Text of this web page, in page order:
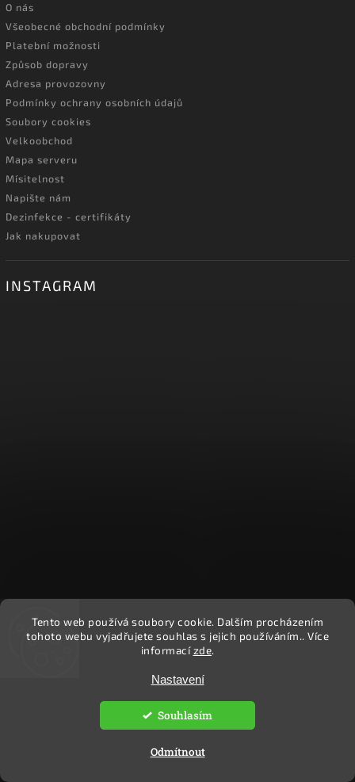
Tento web používá soubory cookie. Dalším procházením
tohoto webu vyjadřujete souhlas s jejich používáním.. Více
informacízde.
Nastavení
Odmítnout
Souhlasím
O nás
Všeobecné obchodní podmínky
Platební možnosti
Způsob dopravy
Adresa provozovny
Podmínky ochrany osobních údajů
Soubory cookies
Velkoobchod
Mapa serveru
Mísitelnost
Napište nám
Dezinfekce - certifikáty
Jak nakupovat
INSTAGRAM
Sledovat na Instagramu
Ekočlověk. Všechna práva vyhrazena.
Upravit nastavení cookies
Shoptet| DesignShoptak.cz.